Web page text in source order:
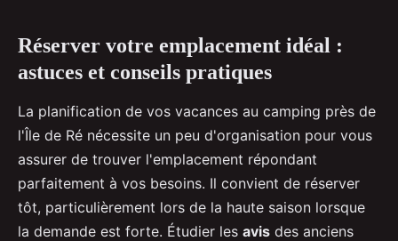
Réserver votre emplacement idéal :
astuces et conseils pratiques
La planification de vos vacances au camping près de
l'Île de Ré nécessite un peu d'organisation pour vous
assurer de trouver l'emplacement répondant
parfaitement à vos besoins. Il convient de réserver
tôt, particulièrement lors de la haute saison lorsque
la demande est forte. Étudier les avis des anciens